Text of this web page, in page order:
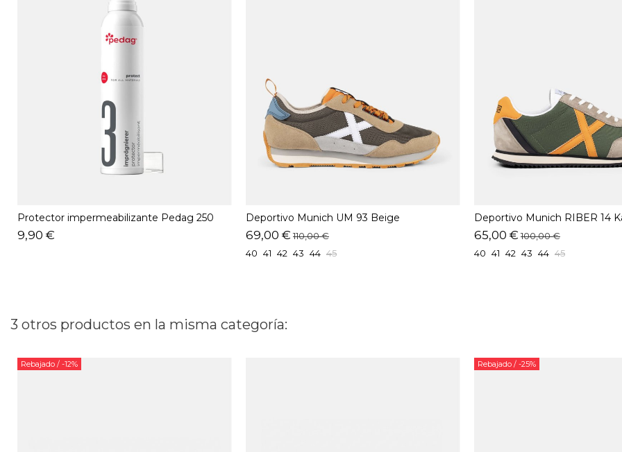
Protector impermeabilizante Pedag 250
ML
9,90 €
Deportivo Munich UM 93 Beige
69,00 € 110,00 €
40 41 42 43 44 45
Deportivo Munich RIBER 14
65,00 € 100,00 €
40 41 42 43 44 45
3 otros productos en la misma categoría:
Rebajado / -12% Rebajado / -25%